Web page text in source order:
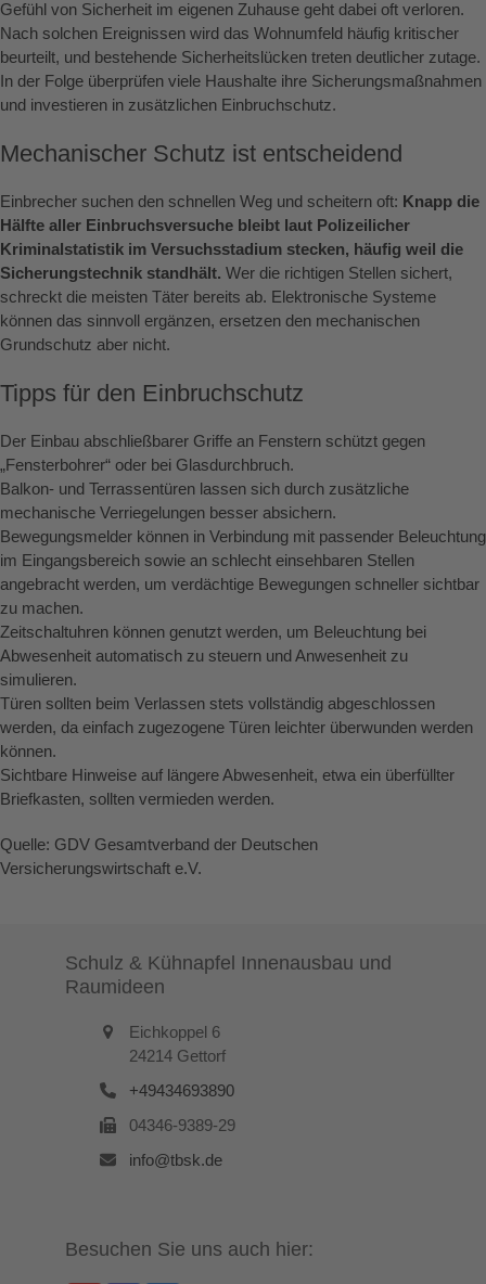
Gefühl von Sicherheit im eigenen Zuhause geht dabei oft verloren.
Nach solchen Ereignissen wird das Wohnumfeld häufig kritischer
beurteilt, und bestehende Sicherheitslücken treten deutlicher zutage.
In der Folge überprüfen viele Haushalte ihre Sicherungsmaßnahmen
und investieren in zusätzlichen Einbruchschutz.
Mechanischer Schutz ist entscheidend
Einbrecher suchen den schnellen Weg und scheitern oft: Knapp die
Hälfte aller Einbruchsversuche bleibt laut Polizeilicher
Kriminalstatistik im Versuchsstadium stecken, häufig weil die
Sicherungstechnik standhält. Wer die richtigen Stellen sichert,
schreckt die meisten Täter bereits ab. Elektronische Systeme
können das sinnvoll ergänzen, ersetzen den mechanischen
Grundschutz aber nicht.
Tipps für den Einbruchschutz
Der Einbau abschließbarer Griffe an Fenstern schützt gegen
„Fensterbohrer“ oder bei Glasdurchbruch.
Balkon- und Terrassentüren lassen sich durch zusätzliche
mechanische Verriegelungen besser absichern.
Bewegungsmelder können in Verbindung mit passender Beleuchtung
im Eingangsbereich sowie an schlecht einsehbaren Stellen
angebracht werden, um verdächtige Bewegungen schneller sichtbar
zu machen.
Zeitschaltuhren können genutzt werden, um Beleuchtung bei
Abwesenheit automatisch zu steuern und Anwesenheit zu
simulieren.
Türen sollten beim Verlassen stets vollständig abgeschlossen
werden, da einfach zugezogene Türen leichter überwunden werden
können.
Sichtbare Hinweise auf längere Abwesenheit, etwa ein überfüllter
Briefkasten, sollten vermieden werden.
Quelle: GDV Gesamtverband der Deutschen
Versicherungswirtschaft e.V.
Schulz & Kühnapfel Innenausbau und
Raumideen
Eichkoppel 6
24214 Gettorf
+49434693890
04346-9389-29
info@tbsk.de
Besuchen Sie uns auch hier: